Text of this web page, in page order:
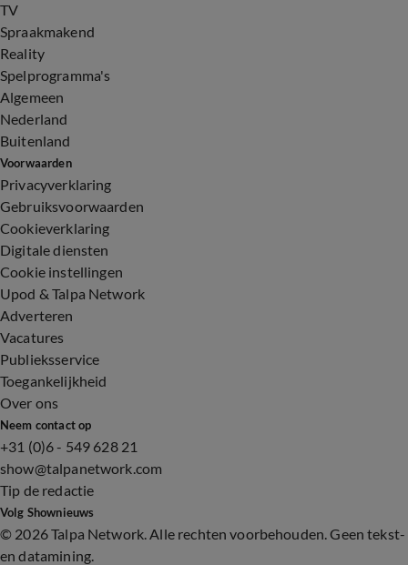
TV
Spraakmakend
Reality
Spelprogramma's
Algemeen
Nederland
Buitenland
Voorwaarden
Privacyverklaring
Gebruiksvoorwaarden
Cookieverklaring
Digitale diensten
Cookie instellingen
Upod & Talpa Network
Adverteren
Vacatures
Publieksservice
Toegankelijkheid
Over ons
Neem contact op
+31 (0)6 - 549 628 21
show@talpanetwork.com
Tip de redactie
Volg Shownieuws
© 2026 Talpa Network. Alle rechten voorbehouden. Geen tekst-
en datamining.